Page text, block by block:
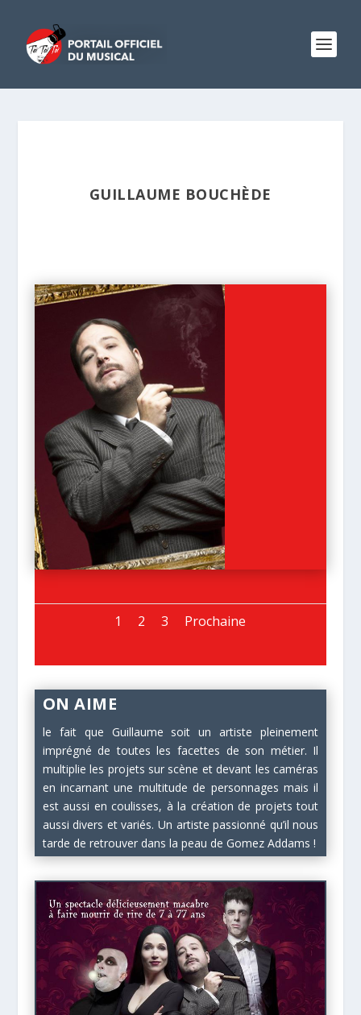
GUILLAUME BOUCHÈDE
1 2 3 Prochaine
ON AIME
le fait que Guillaume soit un artiste pleinement
imprégné de toutes les facettes de son métier. Il
multiplie les projets sur scène et devant les caméras
en incarnant une multitude de personnages mais il
est aussi en coulisses, à la création de projets tout
aussi divers et variés. Un artiste passionné qu’il nous
tarde de retrouver dans la peau de Gomez Addams !